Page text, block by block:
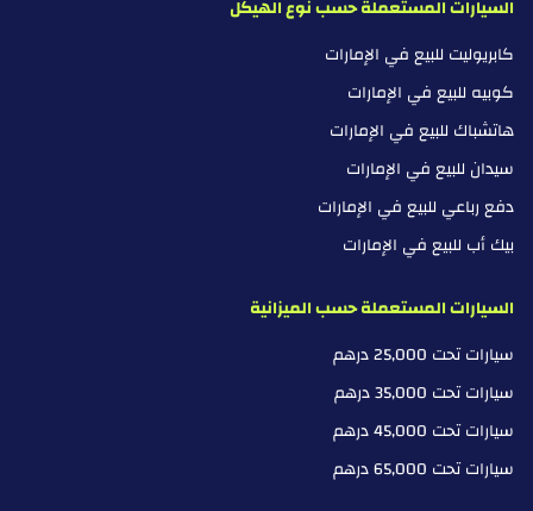
السيارات المستعملة حسب نوع الهيكل
كابريوليت للبيع في الإمارات
كوبيه للبيع في الإمارات
هاتشباك للبيع في الإمارات
سيدان للبيع في الإمارات
دفع رباعي للبيع في الإمارات
بيك أب للبيع في الإمارات
السيارات المستعملة حسب الميزانية
سيارات تحت 25,000 درهم
سيارات تحت 35,000 درهم
سيارات تحت 45,000 درهم
سيارات تحت 65,000 درهم